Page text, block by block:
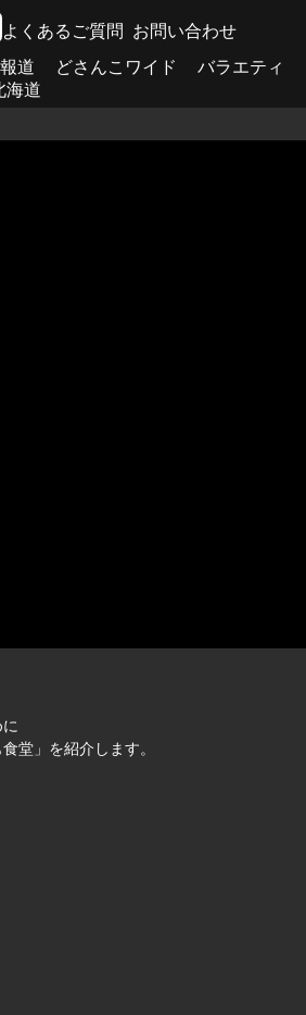
よくあるご質問 お問い合わせ
報道 どさんこワイド バラエティ
海道
堂」を紹介します。